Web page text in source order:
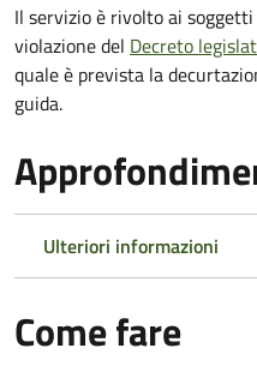
Il servizio è rivolto ai
violazione del Decreto
quale è prevista la
guida.
Ulteriori informazioni
Come fare